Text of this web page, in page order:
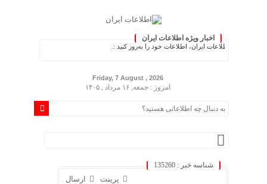
اخبار ویژه اطلاعات ایران
.: با اطلاعات ایران، اطلاعات خود را به‌روز کنید :.
Friday, 7 August , 2026
امروز : جمعه, ۱۶ مرداد , ۱۴۰۵
شناسه خبر : 135260
ارسال پرینت